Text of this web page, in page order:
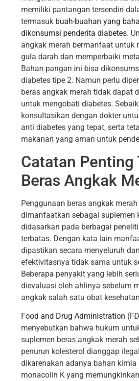
memiliki pantangan tersendiri
termasuk buah-buahan yang
dikonsumsi penderita diabetes.
angkak merah bermanfaat untuk
gula darah dan memperbaiki
Bahan pangan ini bisa
diabetes tipe 2. Namun perlu
beras angkak merah tidak dapat
untuk mengobati diabetes.
konsultasikan dengan dokter
anti diabetes yang tepat, serta
makanan yang aman untuk
Catatan Penting
Beras Angkak
Penggunaan beras angkak
dimanfaatkan sebagai suplemen
didasarkan pada berbagai
terbatas. Dengan kata lain
dipastikan secara menyeluruh
efektivitasnya tidak sama untuk
Beberapa penyakit yang lebih
dievaluasi oleh ahlinya sebelum
angkak salah satu obat
Food and Drug Administration
menyebutkan bahwa hukum
suplemen beras angkak merah
penurun kolesterol dianggap
dikarenakan adanya bahan kimia
monacolin K yang